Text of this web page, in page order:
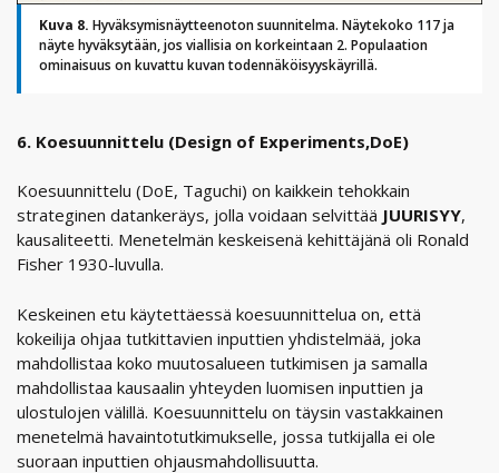
Kuva 8. Hyväksymisnäytteenoton suunnitelma. Näytekoko 117 ja
näyte hyväksytään, jos viallisia on korkeintaan 2. Populaation
ominaisuus on kuvattu kuvan todennäköisyyskäyrillä.
6. Koesuunnittelu (Design of Experiments,DoE)
Koesuunnittelu (DoE, Taguchi) on kaikkein tehokkain
strateginen datankeräys, jolla voidaan selvittää JUURISYY,
kausaliteetti. Menetelmän keskeisenä kehittäjänä oli Ronald
Fisher 1930-luvulla.
Keskeinen etu käytettäessä koesuunnittelua on, että
kokeilija ohjaa tutkittavien inputtien yhdistelmää, joka
mahdollistaa koko muutosalueen tutkimisen ja samalla
mahdollistaa kausaalin yhteyden luomisen inputtien ja
ulostulojen välillä. Koesuunnittelu on täysin vastakkainen
menetelmä havaintotutkimukselle, jossa tutkijalla ei ole
suoraan inputtien ohjausmahdollisuutta.